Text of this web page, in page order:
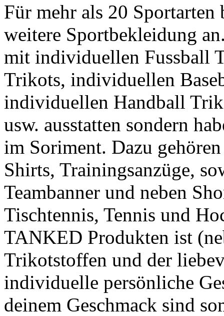
Für mehr als 20
weitere Sportbekleidung
mit individuellen Fussball
Trikots, individuellen
individuellen Handball
usw. ausstatten sondern
im Soriment. Dazu
Shirts, Trainingsanzüge,
Teambanner und neben
Tischtennis, Tennis und
TANKED Produkten ist
Trikotstoffen und der
individuelle persönliche
deinem Geschmack sind